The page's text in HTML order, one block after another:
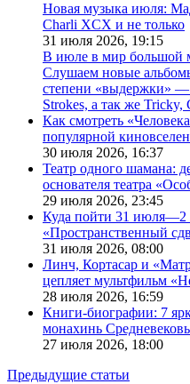
Новая музыка июля:
Charli XCX и не только
31 июля 2026, 19:15
В июле в мир большой
Слушаем новые
степени «выдержки»
Strokes, а так же
Как смотреть
популярной
30 июля 2026, 16:37
Театр одного шамана:
основателя театра
29 июля 2026, 23:45
Куда пойти 31 июля—2
«Пространственный
31 июля 2026, 08:00
Линч, Кортасар и
цепляет мультфильм
28 июля 2026, 16:59
Книги-биографии: 7
монахинь
27 июля 2026, 18:00
Предыдущие статьи